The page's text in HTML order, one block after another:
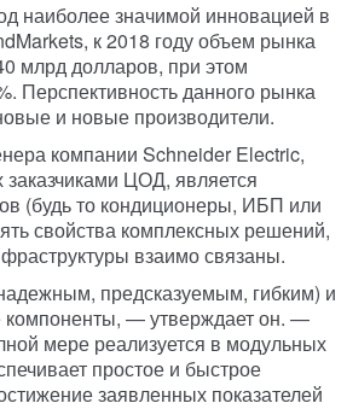
наиболее значимой инновацией в
к 2018 году объем рынка
млрд долларов, при этом
Перспективность данного рынка
и новые производители.
компании Schneider Electric,
ЦОД, является
(будь то кондиционеры, ИБП или
свойства комплексных решений,
взаимосвязаны.
предсказуемым, гибким) и
компоненты, — утверждает он. —
мере реализуется в модульных
простое и быстрое
заявленных показателей